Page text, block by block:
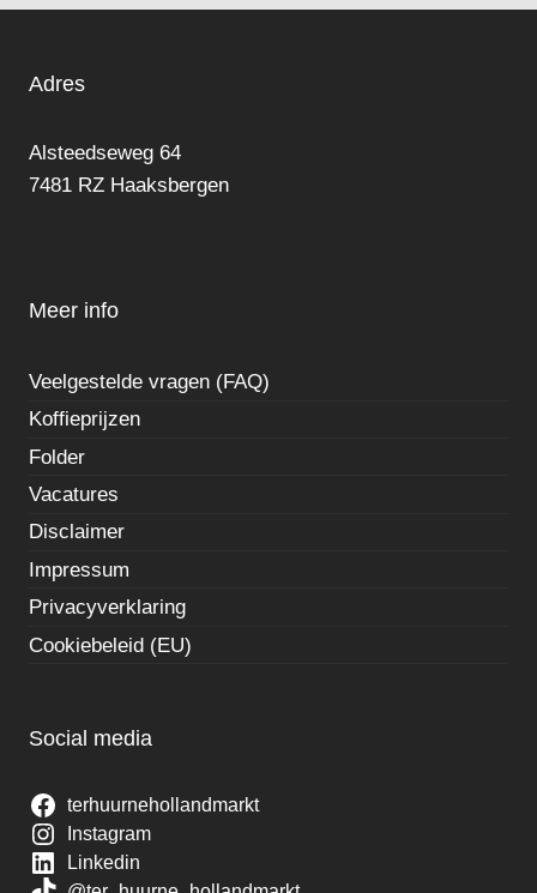
Adres
Alsteedseweg 64
7481 RZ Haaksbergen
Meer info
Veelgestelde vragen (FAQ)
Koffieprijzen
Folder
Vacatures
Disclaimer
Impressum
Privacyverklaring
Cookiebeleid (EU)
Social media
terhuurnehollandmarkt
Instagram
Linkedin